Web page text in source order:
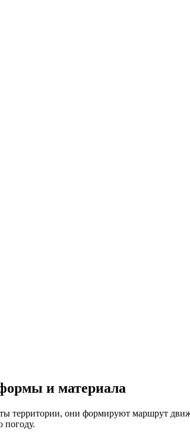
и материала
территории, они формируют маршрут